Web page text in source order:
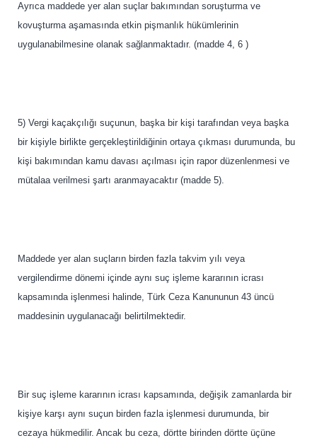
Ayrıca maddede yer alan suçlar bakımından soruşturma ve
kovuşturma aşamasında etkin pişmanlık hükümlerinin
uygulanabilmesine olanak sağlanmaktadır. (madde 4, 6 )
5) Vergi kaçakçılığı suçunun, başka bir kişi tarafından veya başka
bir kişiyle birlikte gerçekleştirildiğinin ortaya çıkması durumunda, bu
kişi bakımından kamu davası açılması için rapor düzenlenmesi ve
mütalaa verilmesi şartı aranmayacaktır (madde 5).
Maddede yer alan suçların birden fazla takvim yılı veya
vergilendirme dönemi içinde aynı suç işleme kararının icrası
kapsamında işlenmesi halinde, Türk Ceza Kanununun 43 üncü
maddesinin uygulanacağı belirtilmektedir.
Bir suç işleme kararının icrası kapsamında, değişik zamanlarda bir
kişiye karşı aynı suçun birden fazla işlenmesi durumunda, bir
cezaya hükmedilir. Ancak bu ceza, dörtte birinden dörtte üçüne